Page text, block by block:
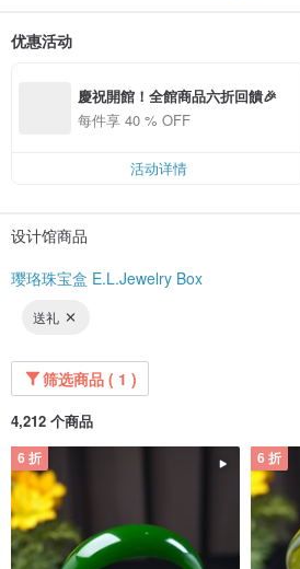
为消费者提供更多样性的商品
优惠活动
慶祝開館！全館商品六折回饋🎉
每件享 40 % OFF
活动详情
设计馆商品
璎珞珠宝盒 E.L.Jewelry Box
送礼
筛选商品 ( 1 )
4,212 个商品
6 折 6 折